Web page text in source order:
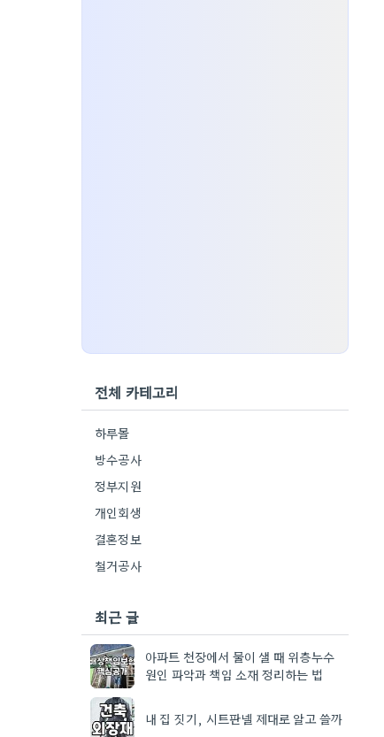
전체 카테고리
하루몰
방수공사
정부지원
개인회생
결혼정보
철거공사
최근 글
아파트 천장에서 물이 샐 때 위층누수
원인 파악과 책임 소재 정리하는 법
내 집 짓기, 시트판넬 제대로 알고 쓸까